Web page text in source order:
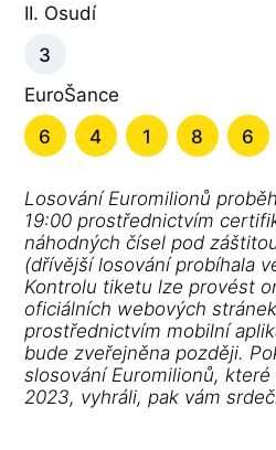
II. Osudí
3
EuroŠance
6
4 1 8 6
Losování Euromilionů
19:00 prostřednictvím
náhodných čísel pod
(dřívější losování probíhala
Kontrolu tiketu lze provést
oficiálních webových
prostřednictvím mobilní
bude zveřejněna později.
slosování Euromilionů, které
2023, vyhráli, pak vám